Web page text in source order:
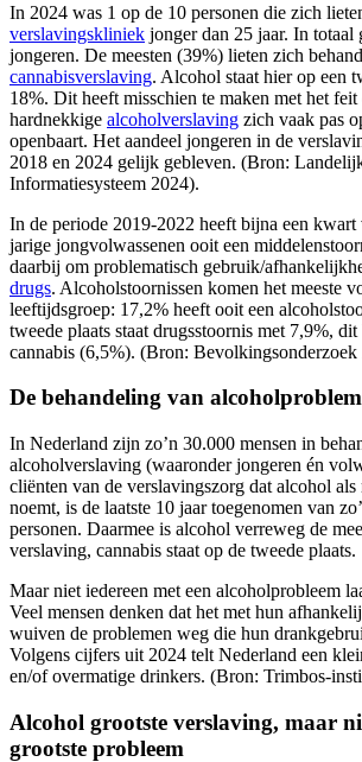
In 2024 was 1 op de 10 personen die zich
verslavingskliniek jonger dan 25 jaar. In totaal
jongeren. De meesten (39%) lieten zich
cannabisverslaving. Alcohol staat hier op een
18%. Dit heeft misschien te maken met het feit
hardnekkige alcoholverslaving zich vaak pas
openbaart. Het aandeel jongeren in de
2018 en 2024 gelijk gebleven. (Bron:
Informatiesysteem 2024).
In de periode 2019-2022 heeft bijna een
jarige jongvolwassenen ooit een
daarbij om problematisch gebruik/
drugs. Alcoholstoornissen komen het meeste
leeftijdsgroep: 17,2% heeft ooit een
tweede plaats staat drugsstoornis met 7,9%,
cannabis (6,5%). (Bron:
De behandeling van
In Nederland zijn zo’n 30.000 mensen in
alcoholverslaving (waaronder jongeren én
cliënten van de verslavingszorg dat alcohol
noemt, is de laatste 10 jaar toegenomen van
personen. Daarmee is alcohol verreweg de
verslaving, cannabis staat op de tweede plaats.
Maar niet iedereen met een alcoholprobleem
Veel mensen denken dat het met hun
wuiven de problemen weg die hun
Volgens cijfers uit 2024 telt Nederland een
en/of overmatige drinkers. (Bron: Trimbos-
Alcohol grootste verslaving, maar
grootste probleem